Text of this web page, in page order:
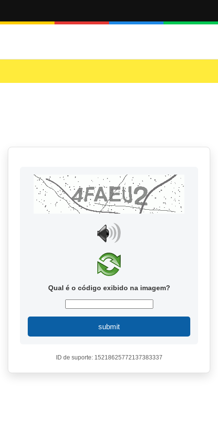
Qual é o código exibido na imagem?
submit
ID de suporte: 15218625772137383337